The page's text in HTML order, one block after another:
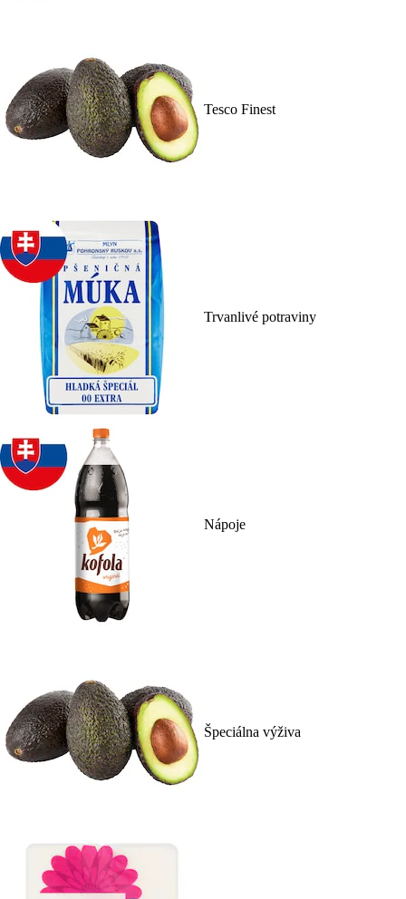
Tesco Finest
Trvanlivé potraviny
Nápoje
Špeciálna výživa